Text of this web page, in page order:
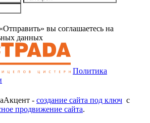
вы соглашаетесь на
данных
Политика
- создание сайта под ключ с
продвижение сайта.